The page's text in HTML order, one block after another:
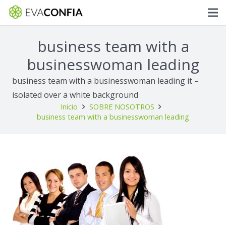
business team with a
businesswoman leading
business team with a businesswoman leading it –
isolated over a white background
Inicio
SOBRE NOSOTROS
business team with a businesswoman leading